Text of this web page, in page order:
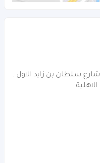
شارع سلطان بن زايد الاول .